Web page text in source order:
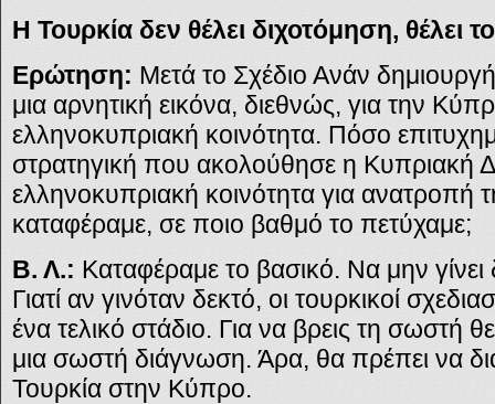
Η Τουρκία δεν θέλει διχοτόμηση, θέλει
Ερώτηση: Μετά το Σχέδιο Ανάν
μια αρνητική εικόνα, διεθνώς, για την
ελληνοκυπριακή κοινότητα. Πόσο
στρατηγική που ακολούθησε η Κυπριακή
ελληνοκυπριακή κοινότητα για ανατροπή
καταφέραμε, σε ποιο βαθμό το πετύχαμε;
Β. Λ.: Καταφέραμε το βασικό. Να μην γίνει
Γιατί αν γινόταν δεκτό, οι τουρκικοί
ένα τελικό στάδιο. Για να βρεις τη σωστή
μια σωστή διάγνωση. Άρα, θα πρέπει να
Τουρκία στην Κύπρο.